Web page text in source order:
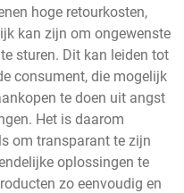
hoge retourkosten,
kan zijn om ongewenste
sturen. Dit kan leiden tot
consument, die mogelijk
te doen uit angst
Het is daarom
om transparant te zijn
oplossingen te
zo eenvoudig en